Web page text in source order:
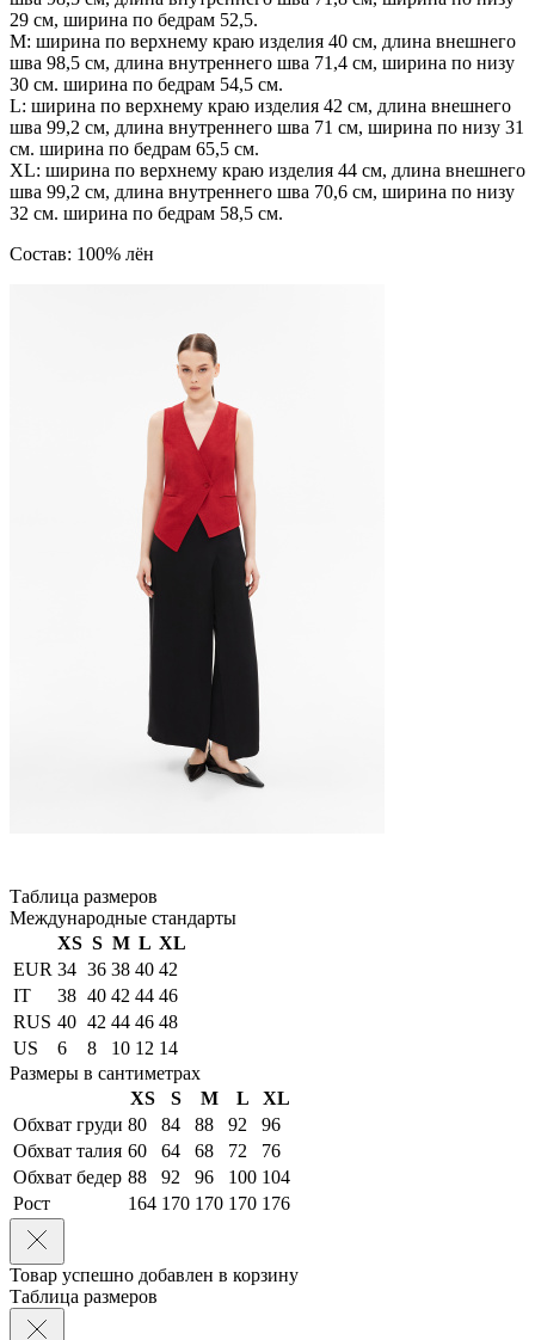
29 см, ширина по бедрам 52,5.
М: ширина по верхнему краю изделия 40 см, длина внешнего
шва 98,5 см, длина внутреннего шва 71,4 см, ширина по низу
30 см. ширина по бедрам 54,5 см.
L: ширина по верхнему краю изделия 42 см, длина внешнего
шва 99,2 см, длина внутреннего шва 71 см, ширина по низу 31
см. ширина по бедрам 65,5 см.
ХL: ширина по верхнему краю изделия 44 см, длина внешнего
шва 99,2 см, длина внутреннего шва 70,6 см, ширина по низу
32 см. ширина по бедрам 58,5 см.
Состав: 100% лён
Таблица размеров
Международные стандарты
XS S M L XL
EUR 34 36 38 40 42
IT
38 40 42 44 46
RUS 40 42 44 46 48
US
6 8 10 12 14
Размеры в сантиметрах
XS
S M L
XL
Обхват груди 80 84 88 92
96
Обхват талия 60 64 68 72
76
Обхват бедер 88 92 96 100 104
Рост
164 170 170 170 176
Товар успешно добавлен в корзину
Таблица размеров